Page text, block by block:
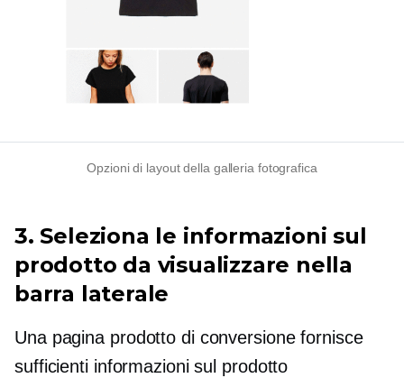
Opzioni di layout della galleria fotografica
3. Seleziona le informazioni sul
prodotto da visualizzare nella
barra laterale
Una pagina prodotto di conversione fornisce
sufficienti informazioni sul prodotto